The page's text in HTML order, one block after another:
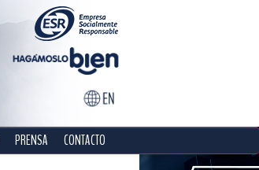
PRENSA CONTACTO